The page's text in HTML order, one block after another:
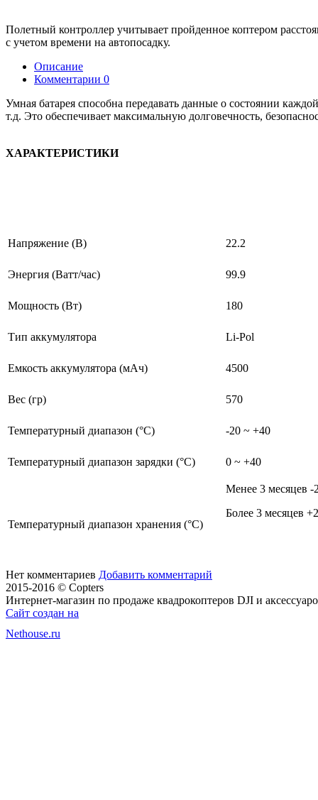
Полетный контроллер учитывает пройденное коптером
с учетом времени на автопосадку.
Описание
Комментарии 0
Умная батарея способна передавать данные о состоянии
т.д. Это обеспечивает максимальную долговечность,
ХАРАКТЕРИСТИКИ
Напряжение (В) 22.2
Энергия (Ватт/час) 99.9
Мощность (Вт) 180
Тип аккумулятора Li-Pol
Емкость аккумулятора (мАч) 4500
Вес (гр) 570
Температурный диапазон (°C) -20 ~ +40
Температурный диапазон зарядки (°C) 0 ~ +40
Температурный диапазон хранения (°C)
Менее 3 месяцев -
Более 3 месяцев
Нет комментариев Добавить комментарий
2015-2016 © Copters
Интернет-магазин по продаже квадрокоптеров DJI и
Сайт создан на
Nethouse.ru